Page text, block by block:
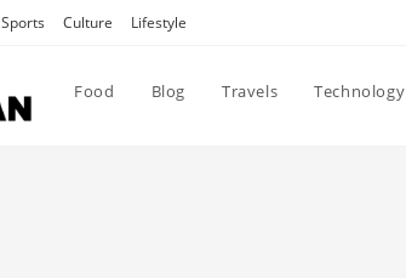
Sports Culture Lifestyle
Food Blog Travels Technology